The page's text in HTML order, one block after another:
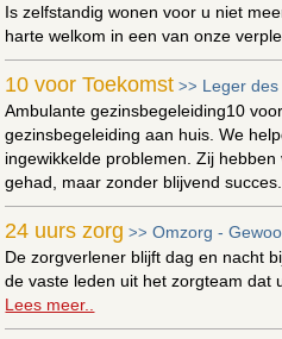
Is zelfstandig wonen voor u niet
harte welkom in een van onze
10 voor Toekomst >> Leger
Ambulante gezinsbegeleiding10
gezinsbegeleiding aan huis. We
ingewikkelde problemen. Zij
gehad, maar zonder blijvend succes.
24 uurs zorg >>Omzorg -
De zorgverlener blijft dag en nacht
de vaste leden uit het zorgteam dat
Lees meer..